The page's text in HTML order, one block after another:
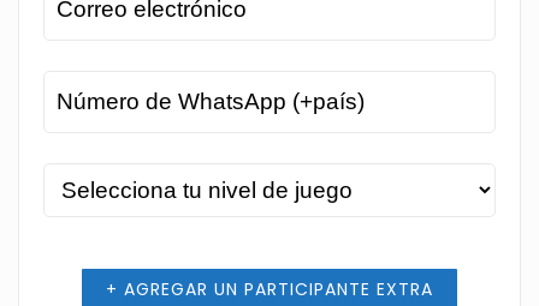
+ AGREGAR UN PARTICIPANTE EXTRA